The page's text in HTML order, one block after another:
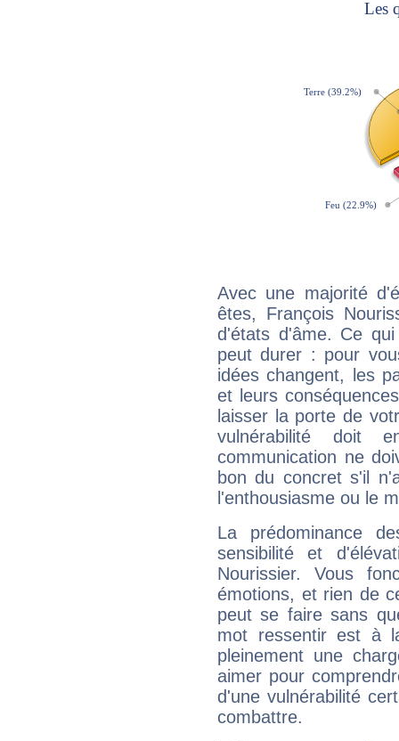
Avec une majorité
êtes, François
d'états d'âme. Ce
peut durer : pour
idées changent, les
et leurs
laisser la porte de
vulnérabilité doit
communication ne
bon du concret s'il
l'enthousiasme ou le
La prédominance
sensibilité et
Nourissier. Vous
émotions, et rien de
peut se faire sans
mot ressentir est à
pleinement une
aimer pour
d'une vulnérabilité
combattre.